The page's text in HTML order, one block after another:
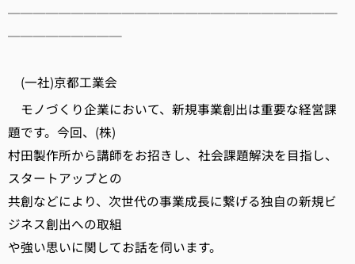
──────────────────────────
─────────
(一社)京都工業会
モノづくり企業において、新規事業創出は重要な経営課
題です。今回、(株)
村田製作所から講師をお招きし、社会課題解決を目指し、
スタートアップとの
共創などにより、次世代の事業成長に繋げる独自の新規ビ
ジネス創出への取組
や強い思いに関してお話を伺います。